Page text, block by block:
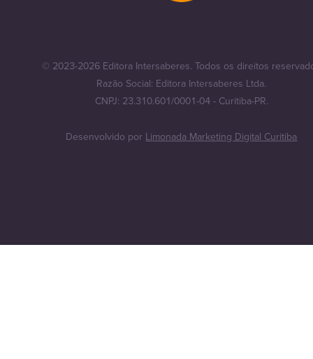
© 2023-2026 Editora Intersaberes. Todos os direitos
Razão Social: Editora Intersaberes Ltda.
CNPJ: 23.310.601/0001-04 - Curitiba-PR.
Desenvolvido por Limonada Marketing Digital Curitiba